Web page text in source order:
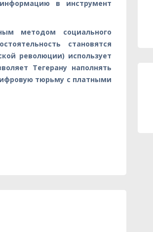
в инструмент
методом социального
становятся
революции) использует
Тегерану наполнять
тюрьму с платными